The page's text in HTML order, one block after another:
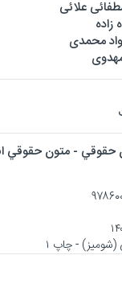
علائی
زاده
محمدی
حقوقي - متون حقوقي